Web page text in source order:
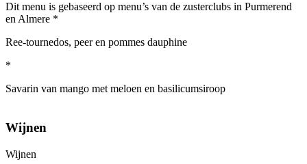
Dit menu is gebaseerd op menu’s van de zusterclubs in Purmerend
en Almere *
Ree-tournedos, peer en pommes dauphine
*
Savarin van mango met meloen en basilicumsiroop
Wijnen
Wijnen